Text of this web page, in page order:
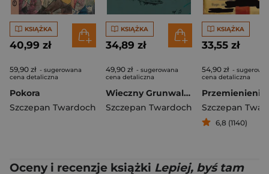
KSIĄŻKA
40,99 zł
59,90 zł - sugerowana
cena detaliczna
Pokora
Szczepan Twardoch
KSIĄŻKA
34,89 zł
49,90 zł - sugerowana
cena detaliczna
Wieczny Grunwald wyd. 3
Szczepan Twardoch
KSIĄŻKA
33,55 zł
54,90 zł -
cena detaliczna
Przemienienie
Szczepan
6,8 (1140)
Oceny i recenzje książki Lepiej, byś tam